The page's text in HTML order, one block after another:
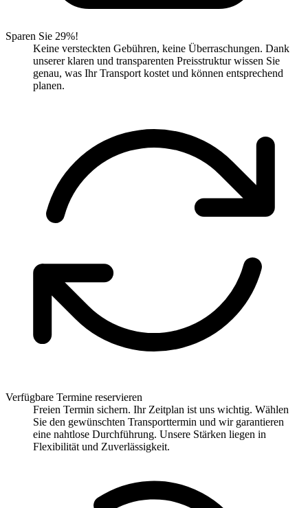
Sparen Sie 29%!
Keine versteckten Gebühren, keine Überraschungen. Dank
unserer klaren und transparenten Preisstruktur wissen Sie
genau, was Ihr Transport kostet und können entsprechend
planen.
Verfügbare Termine reservieren
Freien Termin sichern. Ihr Zeitplan ist uns wichtig. Wählen
Sie den gewünschten Transporttermin und wir garantieren
eine nahtlose Durchführung. Unsere Stärken liegen in
Flexibilität und Zuverlässigkeit.